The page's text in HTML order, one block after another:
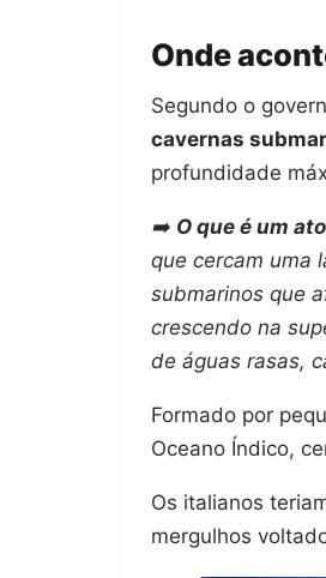
Onde
Segundo o
cavernas
profundidade
➡️ O que é um
que cercam uma
submarinos que
crescendo na
de águas rasas,
Formado por
Oceano Índico,
Os italianos
mergulhos